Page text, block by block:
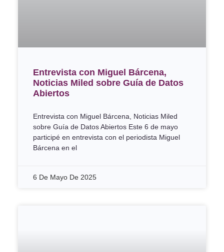
Entrevista con Miguel Bárcena,
Noticias Miled sobre Guía de Datos
Abiertos
Entrevista con Miguel Bárcena, Noticias Miled
sobre Guía de Datos Abiertos Este 6 de mayo
participé en entrevista con el periodista Miguel
Bárcena en el
6 De Mayo De 2025